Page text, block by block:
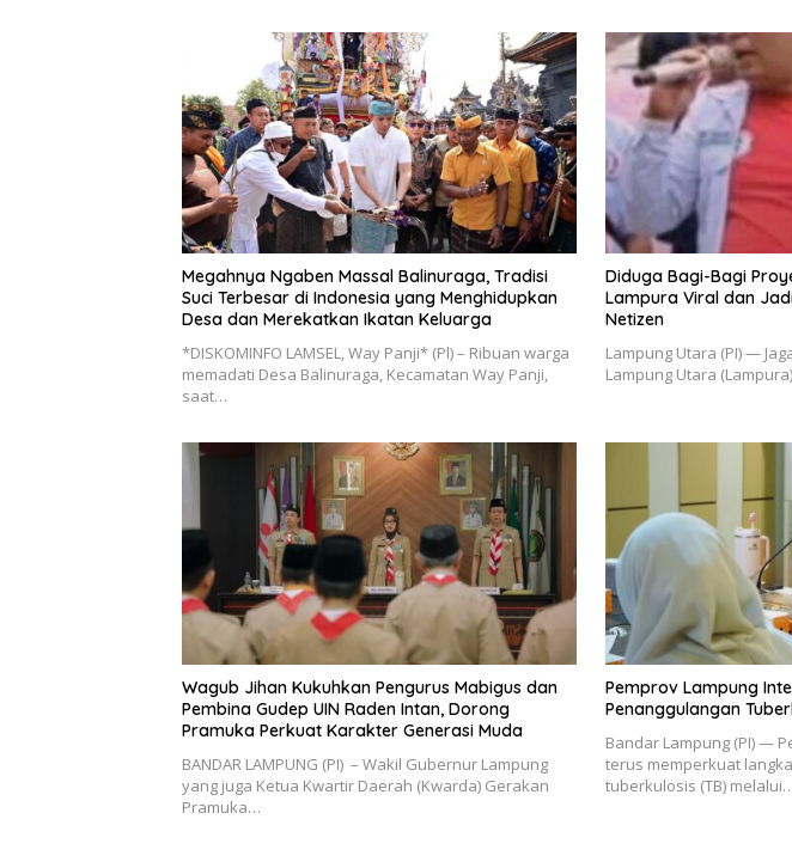
Megahnya Ngaben Massal Balinuraga, Tradisi
Suci Terbesar di Indonesia yang Menghidupkan
Desa dan Merekatkan Ikatan Keluarga
*DISKOMINFO LAMSEL, Way Panji* (Pl) – Ribuan warga
memadati Desa Balinuraga, Kecamatan Way Panji,
saat…
Diduga Bagi-Bagi
Lampura Viral dan
Netizen
Lampung Utara (PI) —
Lampung Utara
Wagub Jihan Kukuhkan Pengurus Mabigus dan
Pembina Gudep UIN Raden Intan, Dorong
Pramuka Perkuat Karakter Generasi Muda
BANDAR LAMPUNG (PI) – Wakil Gubernur Lampung
yang juga Ketua Kwartir Daerah (Kwarda) Gerakan
Pramuka…
Pemprov Lampung
Penanggulangan
Bandar Lampung (PI) —
terus memperkuat
tuberkulosis (TB)